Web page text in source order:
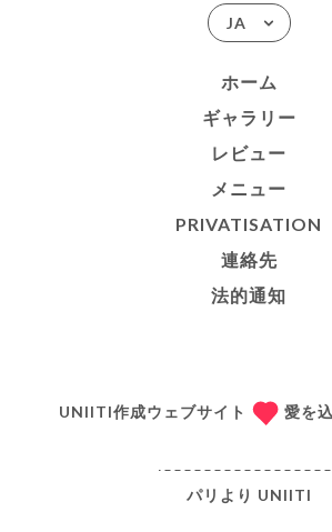
JA
ホーム
ギャラリー
レビュー
メニュー
PRIVATISATION
連絡先
法的通知
UNIITI作成ウェブサイト 愛を
パリより UNIITI